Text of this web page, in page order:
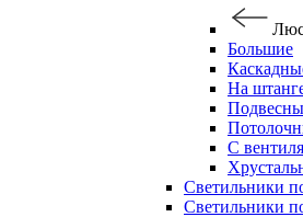
Большие
На
С
Светильники
Светильники